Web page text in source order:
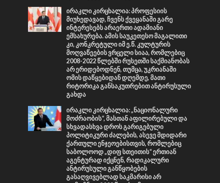
ირაკლი კირცხალია: პროფესიის
მიუხედავად, ჩვენს ქვეყანაში გარე
ინტერესებს არაერთი ადამიანი
ემსახურება. ამის საუკეთესო მაგალითი
კი, კონკრეტული იმ ე.წ. კულტურის
მოღვაწეების ვრცელი სიაა, რომლებიც
2008-2022 წლებში რუსეთში საქმიანობას
არ ერიდებოდნენ, თუმცა, უკრიანაში
ომის დაწყებიდან დღემდე, მათი
რიტორიკა განსაკუთრებით ანტირუსული
გახდა
ირაკლი კირცხალია: „ნაციონალური
მოძრაობის“, მასთან აფილირებული და
სხვადასხვა დროს გარიგებული
პოლიტიკური ძალების, ასევე მდიდარი
ქართული ენჯეოებისთვის, რომლებიც
საბოლოოდ „დიფ სთეითის“ ერთიან
აგენტურად იქცნენ, რადიკალური
ანტირუსული განწყობების
გასაღვივებლად საკმარისი არ